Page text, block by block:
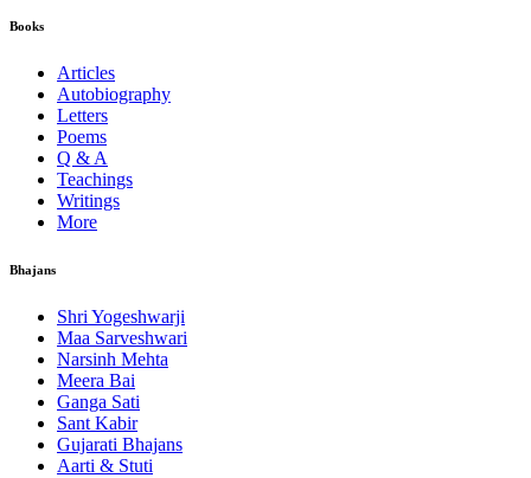
Books
Articles
Autobiography
Letters
Poems
Q & A
Teachings
Writings
More
Bhajans
Shri Yogeshwarji
Maa Sarveshwari
Narsinh Mehta
Meera Bai
Ganga Sati
Sant Kabir
Gujarati Bhajans
Aarti & Stuti